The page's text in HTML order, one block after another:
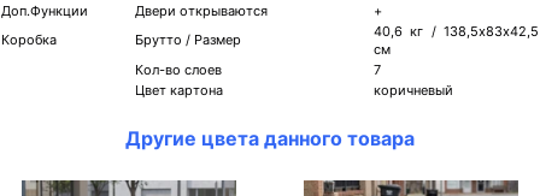
Доп.Функции
Двери открываются
+
Коробка
Брутто / Размер
40,6 кг / 138,5х83х42,5
см
Кол-во слоев
7
Цвет картона
коричневый
Другие цвета данного товара